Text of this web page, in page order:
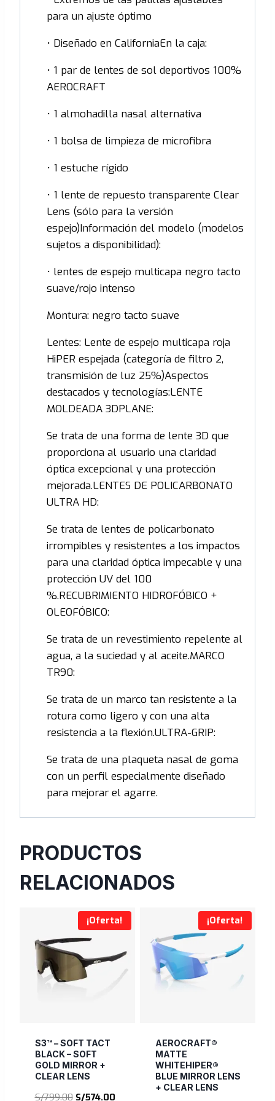
para un ajuste óptimo
• Diseñado en CaliforniaEn la caja:
• 1 par de lentes de sol deportivos 100%
AEROCRAFT
• 1 almohadilla nasal alternativa
• 1 bolsa de limpieza de microfibra
• 1 estuche rígido
• 1 lente de repuesto transparente Clear
Lens (sólo para la versión
espejo)Información del modelo (modelos
sujetos a disponibilidad):
• lentes de espejo multicapa negro tacto
suave/rojo intenso
Montura: negro tacto suave
Lentes: Lente de espejo multicapa roja
HiPER espejada (categoría de filtro 2,
transmisión de luz 25%)Aspectos
destacados y tecnologías:LENTE
MOLDEADA 3DPLANE:
Se trata de una forma de lente 3D que
proporciona al usuario una claridad
óptica excepcional y una protección
mejorada.LENTES DE POLICARBONATO
ULTRA HD:
Se trata de lentes de policarbonato
irrompibles y resistentes a los impactos
para una claridad óptica impecable y una
protección UV del 100
%.RECUBRIMIENTO HIDROFÓBICO +
OLEOFÓBICO:
Se trata de un revestimiento repelente al
agua, a la suciedad y al aceite.MARCO
TR90:
Se trata de un marco tan resistente a la
rotura como ligero y con una alta
resistencia a la flexión.ULTRA-GRIP:
Se trata de una plaqueta nasal de goma
con un perfil especialmente diseñado
para mejorar el agarre.
PRODUCTOS
RELACIONADOS
¡Oferta!
S3™ – SOFT TACT
BLACK – SOFT
GOLD MIRROR +
CLEAR LENS
S/799.00 El
S/574.00El
¡Oferta!
AEROCRAFT®
MATTE
WHITEHIPER®
BLUE MIRROR LENS
+ CLEAR LENS